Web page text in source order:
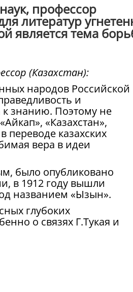
профессор
литератур
является тема
(Казахстан):
народов Российской
и
знанию. Поэтому не
«Казахстан»,
переводе казахских
вера в идеи
было опубликовано
в 1912 году вышли
названием «Ызын».
глубоких
о связях Г.Тукая и